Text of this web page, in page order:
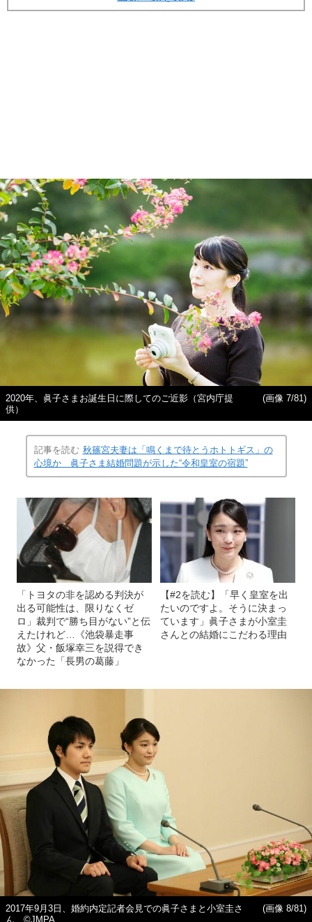
2020年、眞子さまお誕生日に際してのご近影（宮内庁提
供）
(画像 7/81)
記事を読む 秋篠宮夫妻は「鳴くまで待とうホトトギス」の
心境か 眞子さま結婚問題が示した“令和皇室の宿題”
「トヨタの非を認める判決が
出る可能性は、限りなくゼ
ロ」裁判で“勝ち目がない”と伝
えたけれど…《池袋暴走事
故》父・飯塚幸三を説得でき
なかった「長男の葛藤」
【#2を読む】「早く皇室を出
たいのですよ。そうに決まっ
ています」眞子さまが小室圭
さんとの結婚にこだわる理由
2017年9月3日、婚約内定記者会見での眞子さまと小室圭さ
ん ©JMPA
(画像 8/81)